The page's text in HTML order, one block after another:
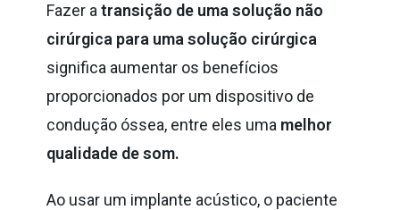
Fazer atransição de uma solução não
cirúrgica para uma solução cirúrgica
significa aumentar os benefícios
proporcionados por um dispositivo de
condução óssea, entre eles uma melhor
qualidade de som.
Ao usar um implante acústico, o paciente